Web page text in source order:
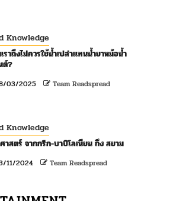
Knowledge
ราถึงไม่ควรใช้น้ำเปล่าแทนน้ำยาหม้อน้ำ
ต์?
03/2025 Team Readspread
Knowledge
าสตร์ จากกรีก-บาบิโลเนียน ถึง สยาม
11/2024 Team Readspread